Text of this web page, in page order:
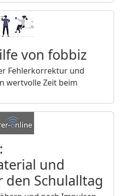
von fobbiz
Fehlerkorrektur und
wertvolle Zeit beim
und
Schulalltag